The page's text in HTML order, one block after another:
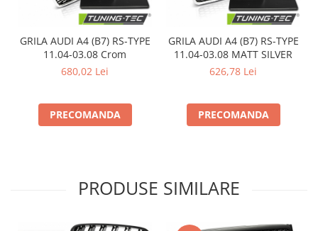
GRILA AUDI A4 (B7) RS-TYPE
11.04-03.08 Crom
680,02 Lei
PRECOMANDA
GRILA AUDI A4 (B7) RS-TYPE
11.04-03.08 MATT SILVER
626,78 Lei
PRECOMANDA
PRODUSE SIMILARE